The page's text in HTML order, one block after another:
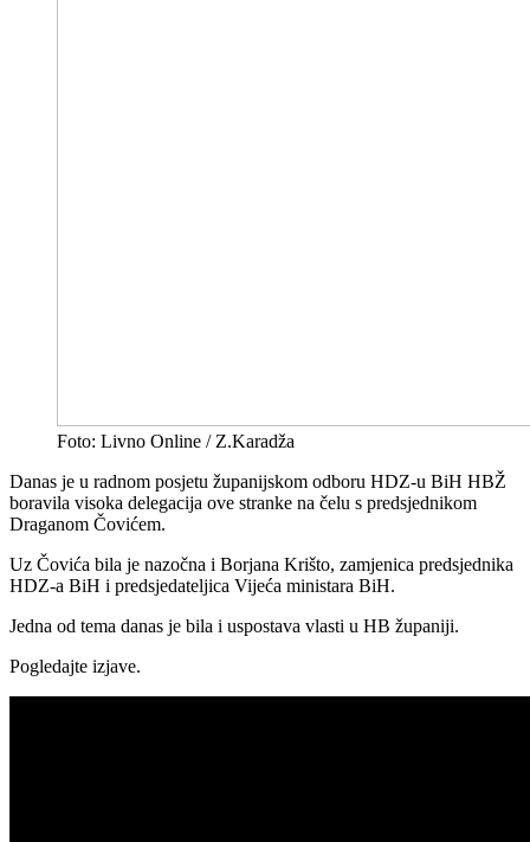
Foto: Livno Online / Z.Karadža
Danas je u radnom posjetu županijskom odboru HDZ-u BiH HBŽ
boravila visoka delegacija ove stranke na čelu s predsjednikom
Draganom Čovićem.
Uz Čovića bila je nazočna i Borjana Krišto, zamjenica predsjednika
HDZ-a BiH i predsjedateljica Vijeća ministara BiH.
Jedna od tema danas je bila i uspostava vlasti u HB županiji.
Pogledajte izjave.